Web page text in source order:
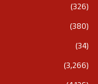
(326)
(380)
(34)
(3,266)